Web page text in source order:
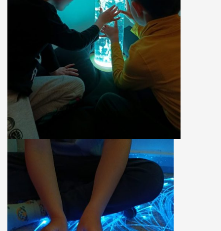
uskutečnila 29. 6. – 4. 7. 2015. Training course bude probíhat 23. -
29. 8. 2015. Projekt je financován z programu Erasmus+.
ILTA FOR YOUTH -
partnerství v programu Erasmus +
strategie partnerství zahrnují také „banku“ nápadů aktivit pro
práci s mládeží, na webových stránkách, jež budou sloužit i
široké veřejnosti a metodiku shrnující všechny získané
poznatky. Na závěr projektu se také uskuteční souhrnná
konference informující o sdílení výstupu. Projekt je realizován
v letech 2015 – 2017 a je financován z programu Erasmus+. Více
informací naleznete nawww.iltaforyouth.com.
Sociální fond
Zlínského kraje výrazně přispívá aktivitám zaměřených
pro rodiny a seniory v rodinném centru Kamaráda
Nenudy.
ato místnost má pozitivní například u poruch
hyperaktivity, nedostatečné schopnosti soustředění, strachu,
úzkosti, nebo komunikačních a sociálních problémů.Pro rodiny